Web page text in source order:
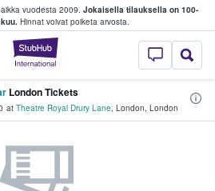
vuodesta 2009. Jokaisella tilauksella on 100-
Hinnat voivat poiketa arvosta.
StubHub -
lippuja
London Tickets
at Theatre Royal Drury Lane, London, London